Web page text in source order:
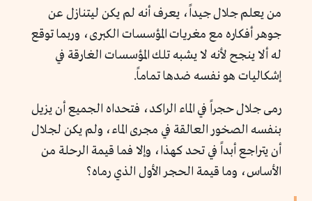
من يعلم جلال جيداً، يعرف أنه لم يكن ليتنازل عن
جوهر أفكاره مع مغريات المؤسسات الكبرى، وربما توقع
له ألا ينجح لأنه لا يشبه تلك المؤسسات الغارقة في
إشكاليات هو نفسه ضدها تماماً.
رمى جلال حجراً في الماء الراكد، فتحداه الجميع أن يزيل
بنفسه الصخور العالقة في مجرى الماء، ولم يكن لجلال
أن يتراجع أبداً في تحد كهذا، وإلا فما قيمة الرحلة من
الأساس، وما قيمة الحجر الأول الذي رماه؟